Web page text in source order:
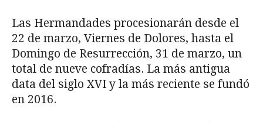
Las Hermandades procesionarán desde el
22 de marzo, Viernes de Dolores, hasta el
Domingo de Resurrección, 31 de marzo, un
total de nueve cofradías. La más antigua
data del siglo XVI y la más reciente se fundó
en 2016.